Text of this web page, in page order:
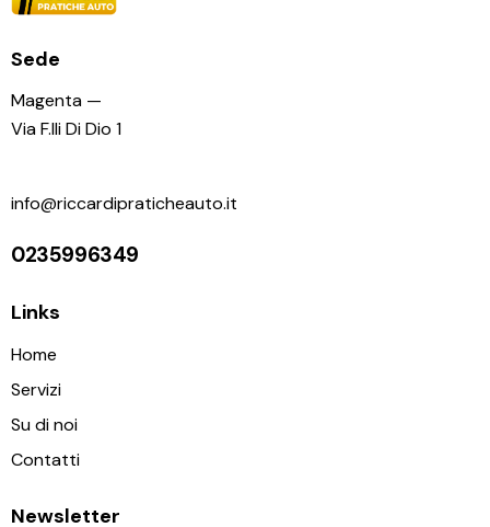
Sede
Magenta —
Via F.lli Di Dio 1
info@riccardipraticheauto.it
0235996349
Links
Home
Servizi
Su di noi
Contatti
Newsletter